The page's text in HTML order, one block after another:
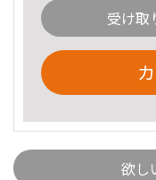
受け取
欲し